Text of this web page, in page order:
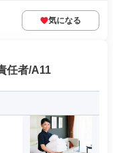
気になる
任者/A11